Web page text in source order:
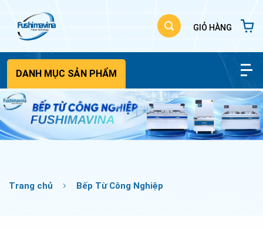
DANH MỤC SẢN PHẨM
Trang chủ Bếp Từ Công Nghiệp